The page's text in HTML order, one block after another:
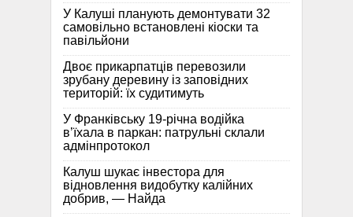
У Калуші планують демонтувати 32
самовільно встановлені кіоски та
павільйони
Двоє прикарпатців перевозили
зрубану деревину із заповідних
територій: їх судитимуть
У Франківську 19-річна водійка
в’їхала в паркан: патрульні склали
адмінпротокол
Калуш шукає інвестора для
відновлення видобутку калійних
добрив, — Найда